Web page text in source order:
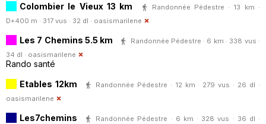
Colombier le Vieux 13 km
Randonnée Pédestre · 13 km ·
D+400 m · 317 vus · 32 dl · oasismarilene
Les 7 Chemins 5.5 km
Randonnée Pédestre · 6 km · 338 vus ·
34 dl · oasismarilene
Rando santé
Etables 12km
Randonnée Pédestre · 12 km · 279 vus · 26 dl ·
oasismarilene
Les7chemins
Randonnée Pédestre · 6 km · 328 vus · 36 dl ·